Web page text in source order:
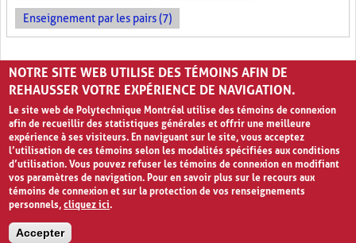
Enseignement par les pairs (7)
PAGES
« ‹ 1 2 3 4 › »
NOTRE SITE WEB UTILISE DES TÉMOINS AFIN DE
REHAUSSER VOTRE EXPÉRIENCE DE NAVIGATION.
Le site web de Polytechnique Montréal utilise des témoins de connexion
afin de recueillir des statistiques générales et offrir une meilleure
expérience à ses visiteurs. En naviguant sur le site, vous acceptez
l’utilisation de ces témoins selon les modalités spécifiées aux conditions
d’utilisation. Vous pouvez refuser les témoins de connexion en modifiant
vos paramètres de navigation. Pour en savoir plus sur le recours aux
témoins de connexion et sur la protection de vos renseignements
personnels,cliquez ici.
Accepter